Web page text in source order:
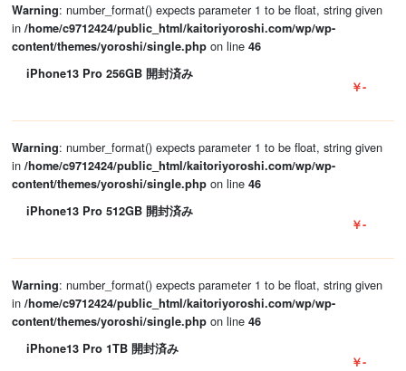
Warning: number_format() expects parameter 1 to be float, string given
in /home/c9712424/public_html/kaitoriyoroshi.com/wp/wp-
content/themes/yoroshi/single.phpon line 46
iPhone13 Pro 256GB 開封済み
￥-
Warning: number_format() expects parameter 1 to be float, string given
in /home/c9712424/public_html/kaitoriyoroshi.com/wp/wp-
content/themes/yoroshi/single.phpon line 46
iPhone13 Pro 512GB 開封済み
￥-
Warning: number_format() expects parameter 1 to be float, string given
in /home/c9712424/public_html/kaitoriyoroshi.com/wp/wp-
content/themes/yoroshi/single.phpon line 46
iPhone13 Pro 1TB 開封済み
￥-